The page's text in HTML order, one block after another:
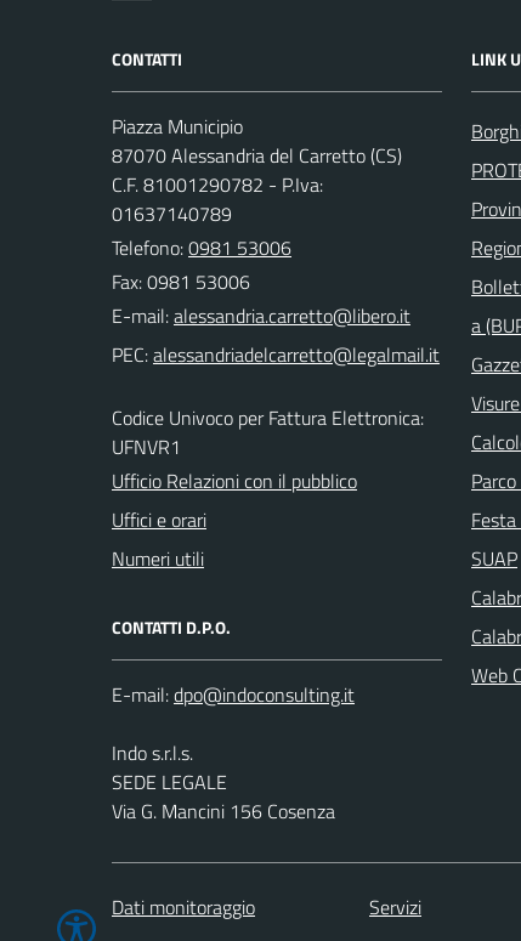
CONTATTI
Piazza Municipio
87070 Alessandria del Carretto (CS)
C.F. 81001290782 - P.Iva:
01637140789
Telefono:0981 53006
Fax: 0981 53006
E-mail:
PEC:
Codice Univoco per Fattura Elettronica:
UFNVR1
Ufficio Relazioni con il pubblico
Uffici e orari
Numeri utili
CONTATTI D.P.O.
E-mail:
Indo s.r.l.s.
SEDE LEGALE
Via G. Mancini 156 Cosenza
LINK
a
SUAP
Web
Dati monitoraggio Servizi